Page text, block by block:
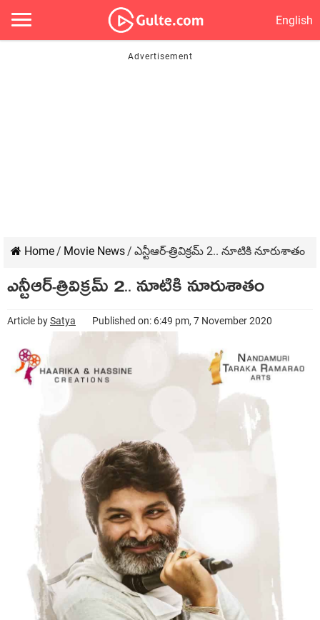
English
Home/ Movie News/ ఎన్టీఆర్-త్రివిక్రమ్ 2.. నూటికి నూరుశాతం
ఎన్టీఆర్-త్రివిక్రమ్ 2.. నూటికి నూరుశాతం
Article bySatya Published on: 6:49 pm, 7 November 2020